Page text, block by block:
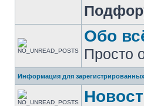
Обо
Просто
Информация для